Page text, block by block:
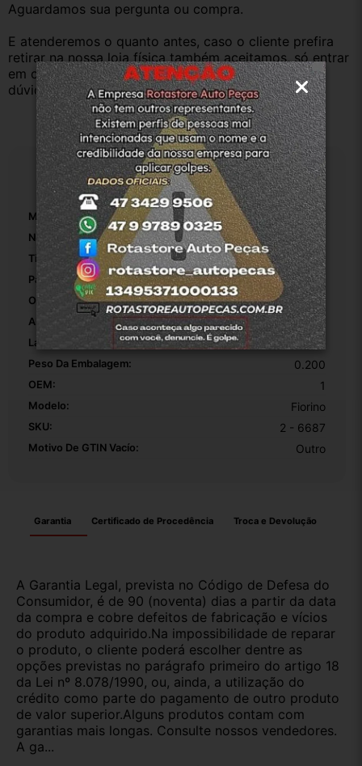
Aguardamos sua pergunta ou compra.
E atenderemos o quanto antes, caso o cliente prefira
retirar na nossa loja física também aceitamos, só entrar
em contato com a equipe Rotasul e tiramos suas
dúvidas.
Especificações
Marca: Fiat
Número De Peça: Dobradiça Porta
Tipo De Veículo: Carro/Caminhonete
Pasador E Buchas Incluídos: False
Origem: Original
Altura Da Embalagem: 0.20
Largura Da Embalagem: 0.20
Peso Da Embalagem: 0.200
OEM: 1
Modelo: Fiorino
SKU: 2 - 6687
Motivo De GTIN Vacío: Outro
Garantia Certificado de Procedência Troca e Devolução
A Garantia Legal, prevista no Código de Defesa do
Consumidor, é de 90 (noventa) dias a partir da data
da compra e cobre defeitos de fabricação e vícios
do produto adquirido.Na impossibilidade de reparar
o produto, o cliente poderá escolher dentre as
opções previstas no parágrafo primeiro do artigo 18
da Lei nº 8.078/1990, ou, ainda, a utilização do
crédito como parte do pagamento de outro produto
de valor superior.Alguns produtos contam com
garantias mais longas. Consulte nossos vendedores.
A ga...